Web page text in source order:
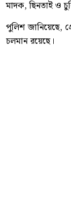
মাদক, ছিনতাই ও
পুলিশ জানিয়েছে,
চলমান রয়েছে।